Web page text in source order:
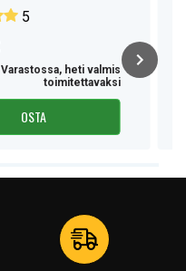
5
Varastossa, heti valmis
toimitettavaksi
OSTA